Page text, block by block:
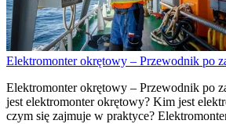
Elektromonter okrętowy – Przewodnik po
Elektromonter okrętowy – Przewodnik po
jest elektromonter okrętowy? Kim jest
czym się zajmuje w praktyce?